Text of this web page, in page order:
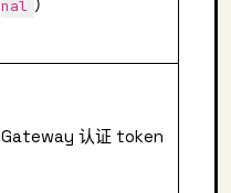
nal ）
Gateway 认证 token